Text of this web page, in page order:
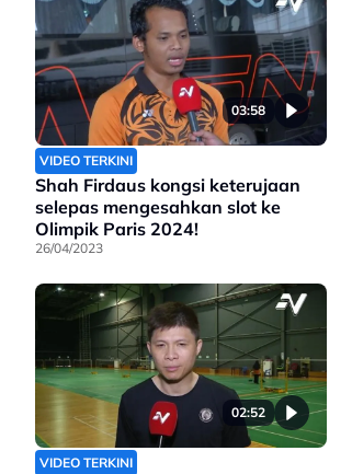
03:58
VIDEO TERKINI
Shah Firdaus kongsi keterujaan
selepas mengesahkan slot ke
Olimpik Paris 2024!
26/04/2023
02:52
VIDEO TERKINI